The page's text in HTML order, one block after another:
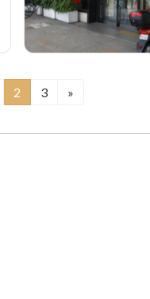
固
ペ
2
固
ペ
3 »